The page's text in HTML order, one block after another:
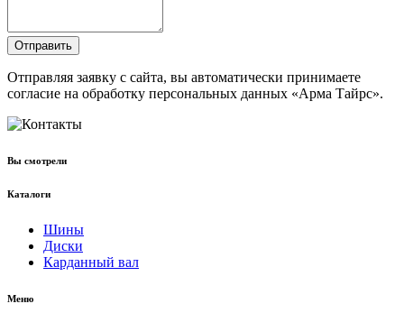
Отправить
Отправляя заявку с сайта, вы автоматически принимаете
согласие на обработку персональных данных «Арма Тайрс».
Вы смотрели
Каталоги
Шины
Диски
Карданный вал
Меню